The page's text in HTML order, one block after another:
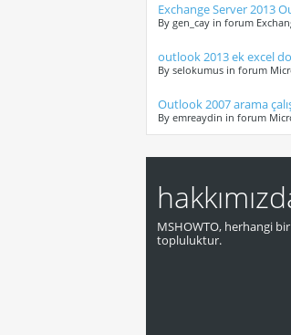
Exchange Server 2013
By gen_cay in forum
outlook 2013 ek excel
By selokumus in forum
Outlook 2007 arama
By emreaydin in forum
MSHOWTO, herhangi
topluluktur.